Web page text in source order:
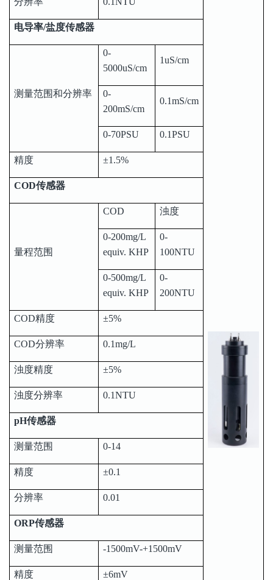
电导率/盐度传感器
测量范围和分辨率
0-
5000uS/cm
1uS/cm
0-
200mS/cm
0.1mS/cm
0-70PSU 0.1PSU
精度 ±1.5%
COD传感器
量程范围
COD 浊度
0-200mg/L
equiv. KHP
0-
100NTU
0-500mg/L
equiv. KHP
0-
200NTU
COD精度 ±5%
COD分辨率 0.1mg/L
浊度精度 ±5%
浊度分辨率 0.1NTU
pH传感器
测量范围 0-14
精度 ±0.1
分辨率 0.01
ORP传感器
测量范围 -1500mV-+1500mV
精度 ±6mV